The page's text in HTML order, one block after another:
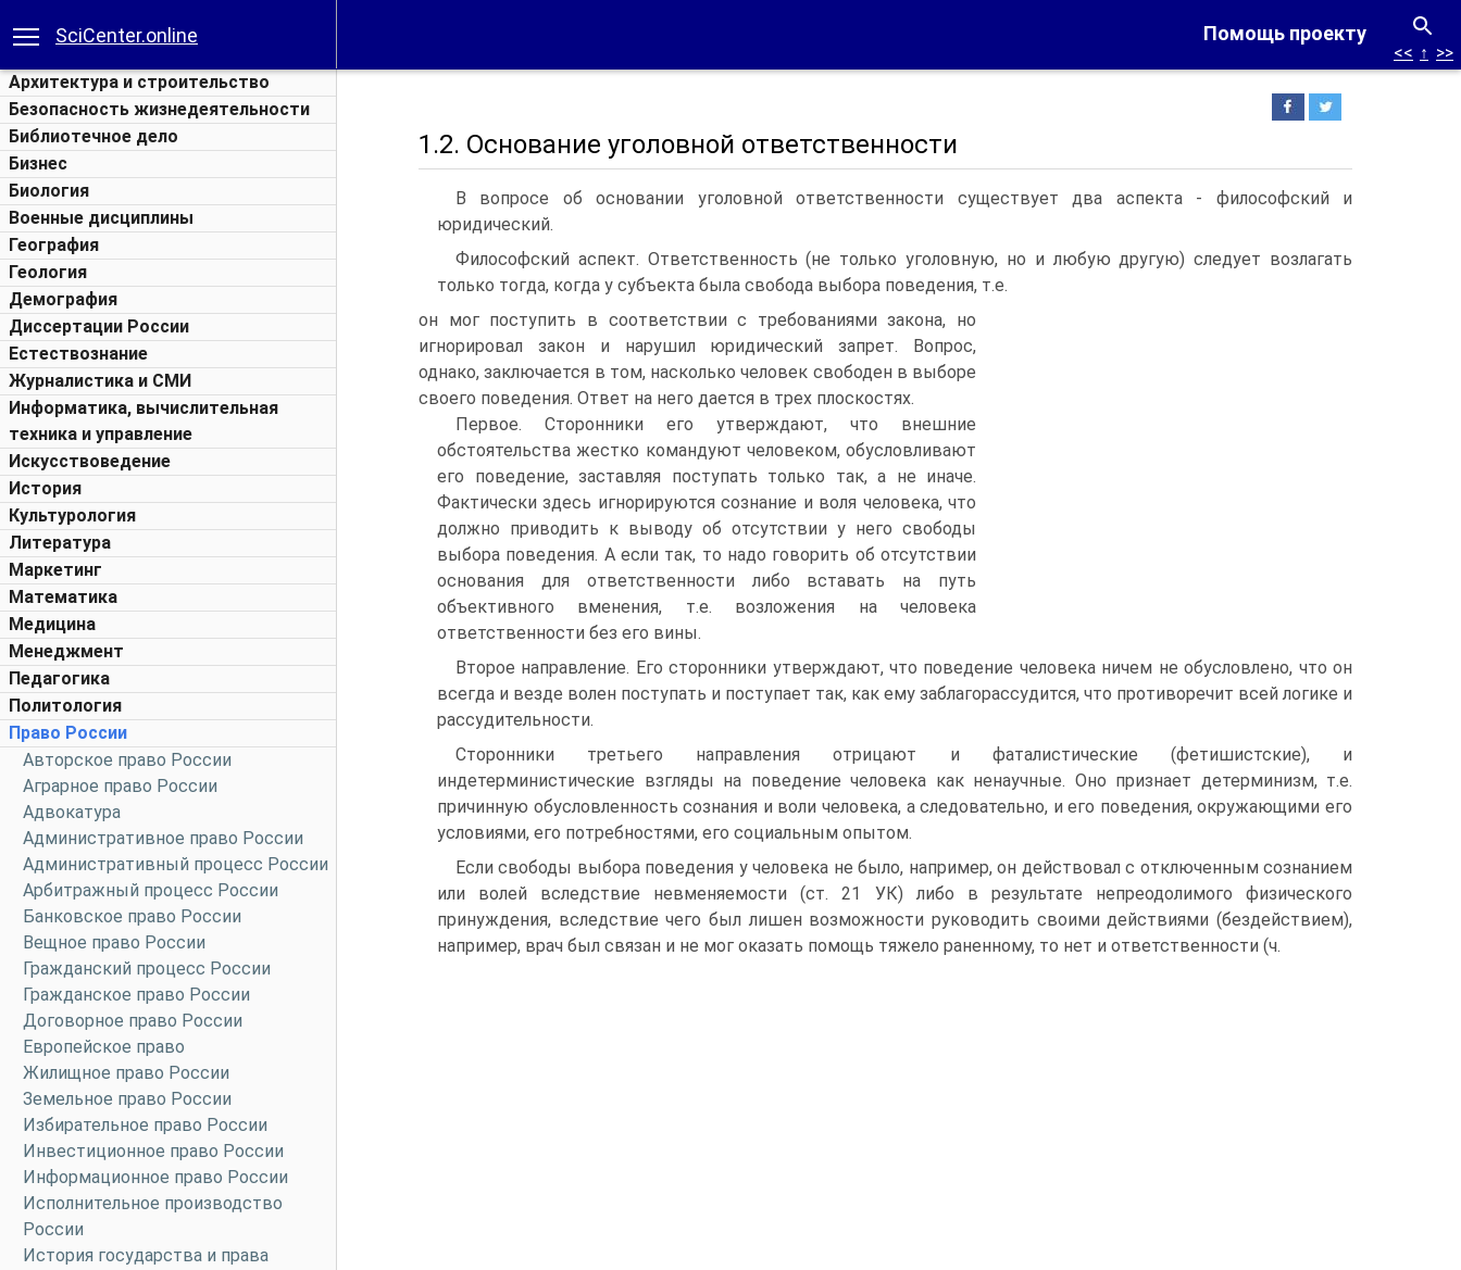
Помощь проекту
SciCenter.online
Архитектура и строительство
Безопасность жизнедеятельности
Библиотечное дело
Бизнес
Биология
Военные дисциплины
География
Геология
Демография
Диссертации России
Естествознание
Журналистика и СМИ
Информатика, вычислительная
техника и управление
Искусствоведение
История
Культурология
Литература
Маркетинг
Математика
Медицина
Менеджмент
Педагогика
Политология
Право России
Авторское право России
Аграрное право России
Адвокатура
Административное право России
Административный процесс России
Арбитражный процесс России
Банковское право России
Вещное право России
Гражданский процесс России
Гражданское право России
Договорное право России
Европейское право
Жилищное право России
Земельное право России
Избирательное право России
Инвестиционное право России
Информационное право России
Исполнительное производство
России
История государства и права
<< ↑ >>
1.2. Основание уголовной ответственности
В вопросе об основании уголовной ответственности существует два аспекта - философский и
юридический.
Философский аспект. Ответственность (не только уголовную, но и любую другую) следует возлагать
только тогда, когда у субъекта была свобода выбора поведения, т.е.
он мог поступить в соответствии с требованиями закона, но
игнорировал закон и нарушил юридический запрет. Вопрос,
однако, заключается в том, насколько человек свободен в выборе
своего поведения. Ответ на него дается в трех плоскостях.
Первое. Сторонники его утверждают, что внешние
обстоятельства жестко командуют человеком, обусловливают
его поведение, заставляя поступать только так, а не иначе.
Фактически здесь игнорируются сознание и воля человека, что
должно приводить к выводу об отсутствии у него свободы
выбора поведения. А если так, то надо говорить об отсутствии
основания для ответственности либо вставать на путь
объективного вменения, т.е. возложения на человека
ответственности без его вины.
Второе направление. Его сторонники утверждают, что поведение человека ничем не обусловлено, что он
всегда и везде волен поступать и поступает так, как ему заблагорассудится, что противоречит всей логике и
рассудительности.
Сторонники третьего направления отрицают и фаталистические (фетишистские), и
индетерминистические взгляды на поведение человека как ненаучные. Оно признает детерминизм, т.е.
причинную обусловленность сознания и воли человека, а следовательно, и его поведения, окружающими его
условиями, его потребностями, его социальным опытом.
Если свободы выбора поведения у человека не было, например, он действовал с отключенным сознанием
или волей вследствие невменяемости (ст. 21 УК) либо в результате непреодолимого физического
принуждения, вследствие чего был лишен возможности руководить своими действиями (бездействием),
например, врач был связан и не мог оказать помощь тяжело раненному, то нет и ответственности (ч.